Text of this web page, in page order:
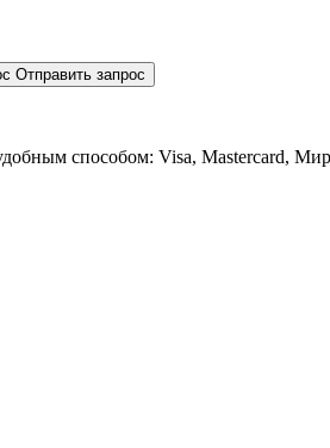
Отправить запрос
способом: Visa, Mastercard,